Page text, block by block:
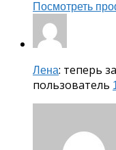
Посмотреть
Лена: теперь
пользователь